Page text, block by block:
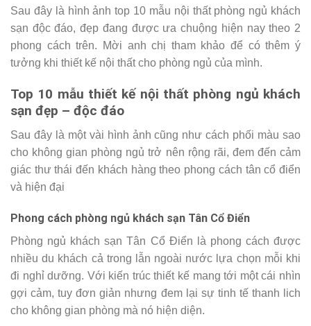
Sau đây là hình ảnh top 10 mẫu nội thất phòng ngủ khách
sạn độc đáo, đẹp đang được ưa chuộng hiện nay theo 2
phong cách trên. Mời anh chị tham khảo để có thêm ý
tưởng khi thiết kế nội thất cho phòng ngủ của mình.
Top 10 mẫu thiết kế nội thất phòng ngủ khách
sạn đẹp – độc đáo
Sau đây là một vài hình ảnh cũng như cách phối màu sao
cho không gian phòng ngủ trở nên rộng rãi, đem đến cảm
giác thư thái đến khách hàng theo phong cách tân cổ điển
và hiện đại
Phong cách phòng ngủ khách sạn Tân Cổ Điển
Phòng ngủ khách sạn Tân Cổ Điển là phong cách được
nhiều du khách cả trong lẫn ngoài nước lựa chọn mỗi khi
đi nghỉ dưỡng. Với kiến trúc thiết kế mang tới một cái nhìn
gợi cảm, tuy đơn giản nhưng đem lại sự tinh tế thanh lich
cho không gian phòng mà nó hiện diện.